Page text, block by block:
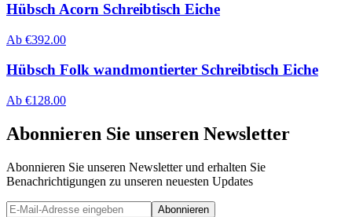
Hübsch Acorn Schreibtisch Eiche
Ab €392.00
Hübsch Folk wandmontierter Schreibtisch Eiche
Ab €128.00
Abonnieren Sie unseren Newsletter
Abonnieren Sie unseren Newsletter und erhalten Sie
Benachrichtigungen zu unseren neuesten Updates
Abonnieren